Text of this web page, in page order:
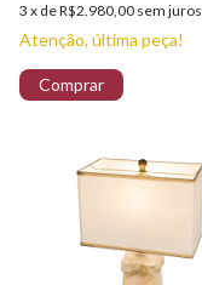
3 x deR$2.980,00 sem juros
Atenção, última peça!